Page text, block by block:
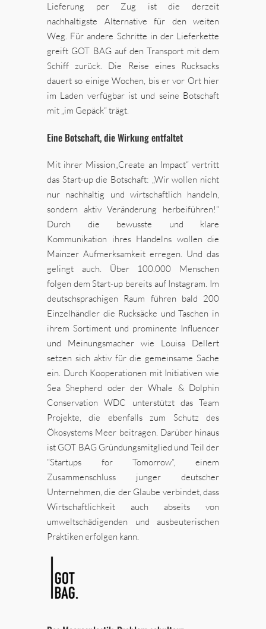
Lieferung per Zug ist die derzeit
nachhaltigste Alternative für den weiten
Weg. Für andere Schritte in der Lieferkette
greift GOT BAG auf den Transport mit dem
Schiff zurück. Die Reise eines Rucksacks
dauert so einige Wochen, bis er vor Ort hier
im Laden verfügbar ist und seine Botschaft
mit „im Gepäck“ trägt.
Eine Botschaft, die Wirkung entfaltet
Mit ihrer Mission„Create an Impact“ vertritt
das Start-up die Botschaft: „Wir wollen nicht
nur nachhaltig und wirtschaftlich handeln,
sondern aktiv Veränderung herbeiführen!“
Durch die bewusste und klare
Kommunikation ihres Handelns wollen die
Mainzer Aufmerksamkeit erregen. Und das
gelingt auch. Über 100.000 Menschen
folgen dem Start-up bereits auf Instagram. Im
deutschsprachigen Raum führen bald 200
Einzelhändler die Rucksäcke und Taschen in
ihrem Sortiment und prominente Influencer
und Meinungsmacher wie Louisa Dellert
setzen sich aktiv für die gemeinsame Sache
ein. Durch Kooperationen mit Initiativen wie
Sea Shepherd oder der Whale & Dolphin
Conservation WDC unterstützt das Team
Projekte, die ebenfalls zum Schutz des
Ökosystems Meer beitragen. Darüber hinaus
ist GOT BAG Gründungsmitglied und Teil der
“Startups for Tomorrow”, einem
Zusammenschluss junger deutscher
Unternehmen, die der Glaube verbindet, dass
Wirtschaftlichkeit auch abseits von
umweltschädigenden und ausbeuterischen
Praktiken erfolgen kann.